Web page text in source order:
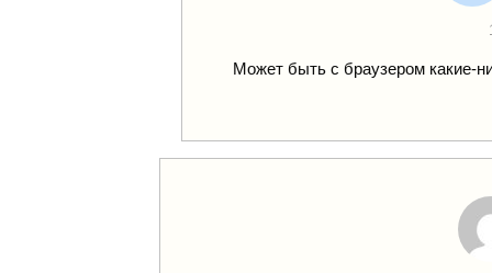
Может быть с браузером какие-